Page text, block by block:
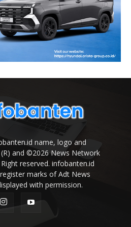
name, logo and
and ©2026 News Network
reserved. infobanten.id
marks of Adt News
with permission.